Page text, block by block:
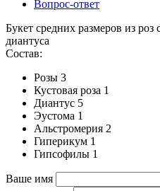
Вопрос-ответ
Букет средних размеров из
диантуса
Состав:
Розы 3
Кустовая роза 1
Диантус 5
Эустома 1
Альстромерия 2
Гиперикум 1
Гипсофилы 1
Ваше имя